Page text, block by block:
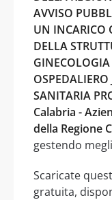
AVVISO
UN INCARICO
DELLA
GINECOLOGIA
SANITARIA
Calabria -
della Regione
gestendo
Scaricate
gratuita,